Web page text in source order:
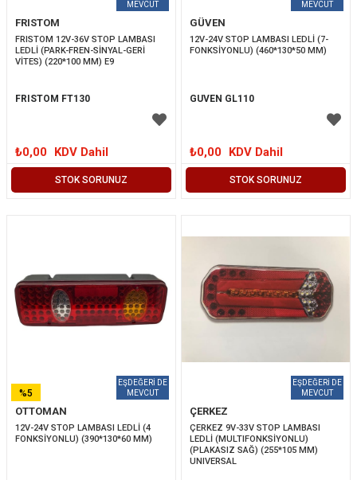
STOK SORUNUZ
FRISTOM
FRISTOM 12V-36V STOP LAMBASI
LEDLİ (PARK-FREN-SİNYAL-GERİ
VİTES) (220*100 MM) E9
FRISTOM FT130
₺0,00 KDV Dahil
STOK SORUNUZ
GÜVEN
12V-24V STOP LAMBASI LEDLİ (7-
FONKSİYONLU) (460*130*50 MM)
GUVEN GL110
₺0,00 KDV Dahil
OTTOMAN
12V-24V STOP LAMBASI LEDLİ (4
FONKSİYONLU) (390*130*60 MM)
%5
İNDIRIM
ÇERKEZ
ÇERKEZ 9V-33V STOP LAMBASI
LEDLİ (MULTIFONKSİYONLU)
(PLAKASIZ SAĞ) (255*105 MM)
UNIVERSAL